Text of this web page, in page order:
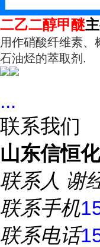
二乙二醇甲醚
用作硝酸纤维素、
石油烃的萃取剂.
...
联系我们
山东信恒
联系人 谢
联系手机
联系电话